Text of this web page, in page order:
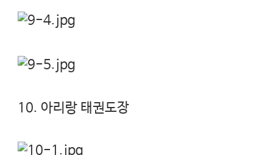
10. 아리랑 태권도장